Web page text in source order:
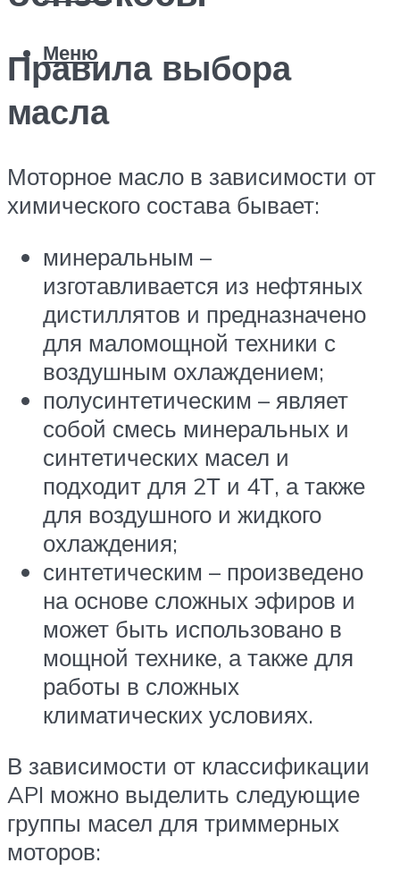
Меню
Правила выбора
масла
Моторное масло в зависимости от
химического состава бывает:
минеральным –
изготавливается из нефтяных
дистиллятов и предназначено
для маломощной техники с
воздушным охлаждением;
полусинтетическим – являет
собой смесь минеральных и
синтетических масел и
подходит для 2Т и 4Т, а также
для воздушного и жидкого
охлаждения;
синтетическим – произведено
на основе сложных эфиров и
может быть использовано в
мощной технике, а также для
работы в сложных
климатических условиях.
В зависимости от классификации
API можно выделить следующие
группы масел для триммерных
моторов: